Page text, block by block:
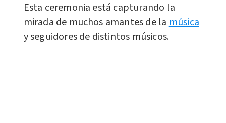
Esta ceremonia está capturando la
mirada de muchos amantes de lamúsica
y seguidores de distintos músicos.